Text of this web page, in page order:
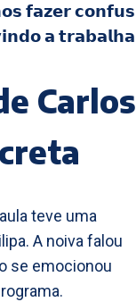
𝗳𝗮𝘇𝗲𝗿
𝗮
Carlos
teve uma
A noiva falou
se emocionou